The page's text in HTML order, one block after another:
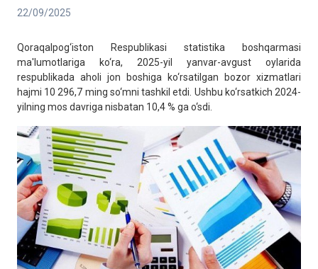
22/09/2025
Qoraqalpog‘iston Respublikasi statistika boshqarmasi
ma'lumotlariga ko‘ra, 2025-yil yanvar-avgust oylarida
respublikada aholi jon boshiga ko‘rsatilgan bozor xizmatlari
hajmi 10 296,7 ming so‘mni tashkil etdi. Ushbu ko‘rsatkich 2024-
yilning mos davriga nisbatan 10,4 % ga o‘sdi.